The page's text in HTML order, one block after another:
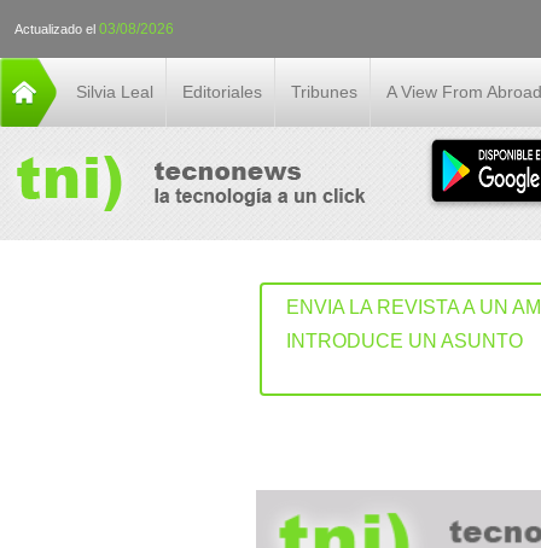
Actualizado el 03/08/2026
Silvia Leal Editoriales Tribunes A View From Abroad
ENVIA LA REVISTA A UN
INTRODUCE UN ASUNTO